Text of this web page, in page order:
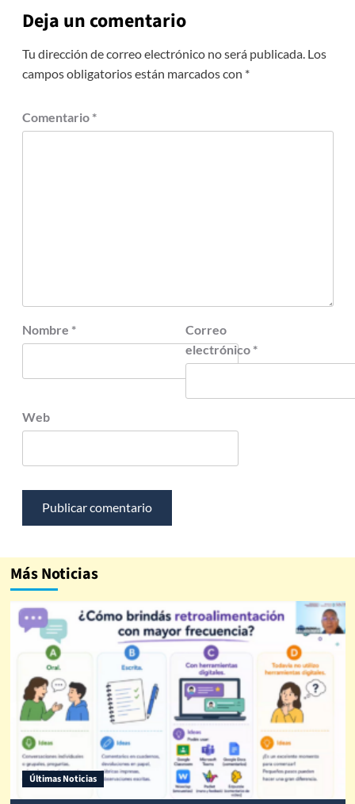
Deja un comentario
Tu dirección de correo electrónico no será publicada. Los
campos obligatorios están marcados con *
Comentario *
Nombre *
Correo
electrónico *
Web
Más Noticias
Últimas Noticias